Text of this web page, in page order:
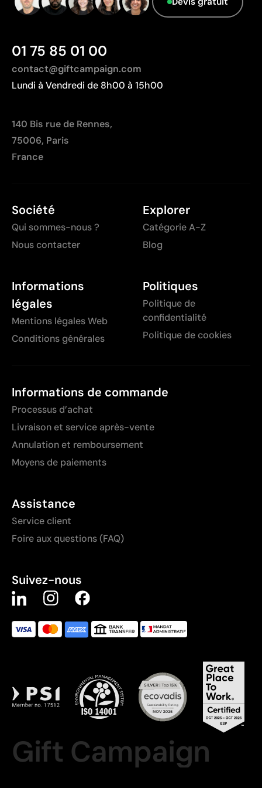
transport plus importante par rapport à l'Europe.
01 75 85 01 00
contact@giftcampaign.com
Lundi à Vendredi de 8h00 à 15h00
140 Bis rue de Rennes,
75006, Paris
France
Société
Qui sommes-nous ?
Nous contacter
Explorer
Catégorie A-Z
Blog
Informations
légales
Mentions légales Web
Conditions générales
Politiques
Politique de
confidentialité
Politique de cookies
Informations de commande
Processus d’achat
Livraison et service après-vente
Annulation et remboursement
Moyens de paiements
Assistance
Service client
Foire aux questions (FAQ)
Suivez-nous
Gift Campaign